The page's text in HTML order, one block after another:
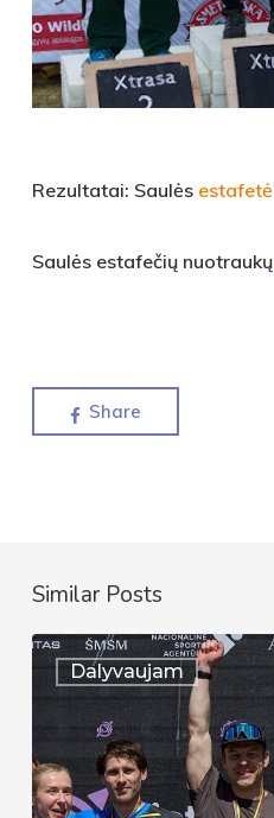
Rezultatai: Saulės estafetė
Saulės estafečių nuotraukų
Share
Similar Posts
Dalyvaujam
Auksinis
pasirodymas
Lietuvos
čempionate
–